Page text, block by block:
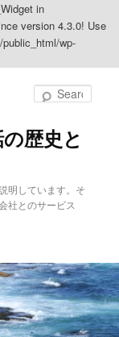
in
version 4.3.0! Use
wp-
歴史と
明しています。そ
社とのサービス